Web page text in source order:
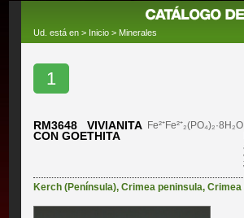
Ud. está en > Inicio > Minerales
1
RM3648 VIVIANITA
CON GOETHITA
Fe²⁺Fe²⁺₂(PO₄)₂·8H₂O
Kerch (Península),Crimea peninsula,Crimea